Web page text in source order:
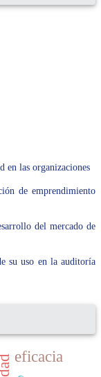
en las organizaciones
de emprendimiento
del mercado de
su uso en la auditoría
eficacia